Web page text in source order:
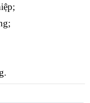
số 01-TB/CQTTBCĐ
BCĐ nghị quyết số